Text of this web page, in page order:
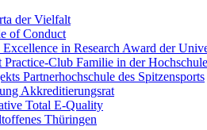
der Vielfalt
of Conduct
in Research Award der
Practice-Club Familie in der Hochschule
Partnerhochschule des Spitzensports
Akkreditierungsrat
Total E-Quality
Thüringen